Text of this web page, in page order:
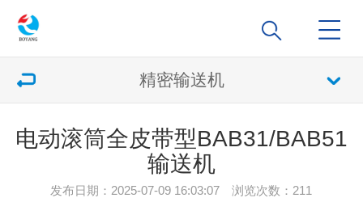
精密输送机
电动滚筒全皮带型BAB31/BAB51
输送机
发布日期：2025-07-09 16:03:07 浏览次数： 211